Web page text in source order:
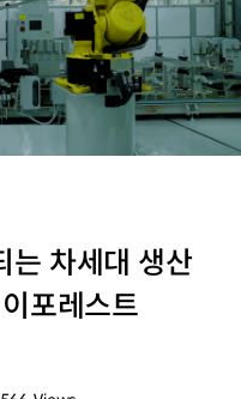
는 차세대 생산
포레스트